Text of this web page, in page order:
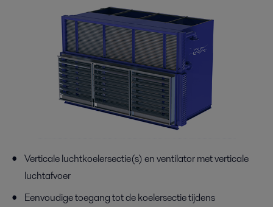
Verticale luchtkoelersectie(s) en ventilator met verticale
luchtafvoer
Eenvoudige toegang tot de koelersectie tijdens